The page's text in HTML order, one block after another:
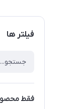
فیلتر ها
فقط